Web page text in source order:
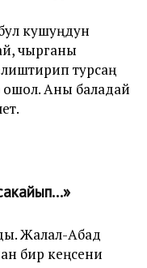
кушуңдун
чырганы
турсаң
Аны баладай
Жалал-Абад
бир кеңсени